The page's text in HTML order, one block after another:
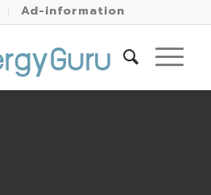
Ad-information